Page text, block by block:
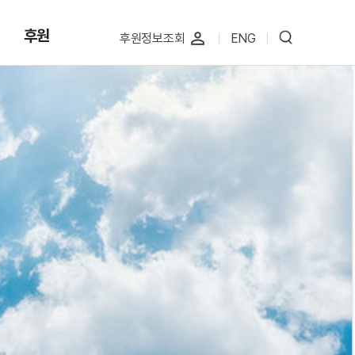
후원 후원정보조회 perm_identity ENG